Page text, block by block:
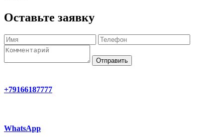
Оставьте заявку
Отправить
+79166187777
WhatsApp